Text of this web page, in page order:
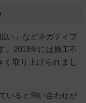
い」などネガティブ
。2018年には施工不
く取り上げられまし
いると問い合わせが